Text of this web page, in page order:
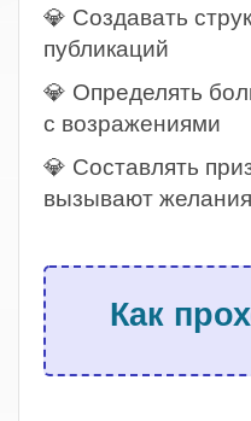
💎 Создавать
публикаций
💎 Определять
с возражениями
💎 Составлять
вызывают желания
Как